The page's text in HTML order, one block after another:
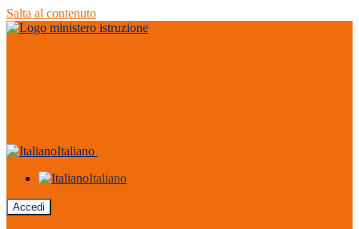
Salta al contenuto
Italiano
Italiano
Accedi